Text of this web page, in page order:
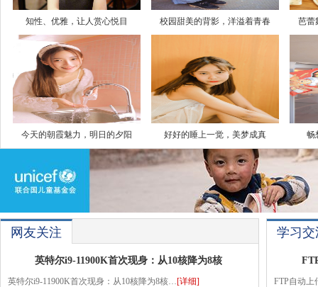
知性、优雅，让人赏心悦目 校园甜美的背影，洋溢着青春 芭蕾
今天的朝霞魅力，明日的夕阳 好好的睡上一觉，美梦成真 畅
网友关注
英特尔i9-11900K首次现身：从10核降为8核
英特尔i9-11900K首次现身：从10核降为8核…[详细]
学习交
FTP自动